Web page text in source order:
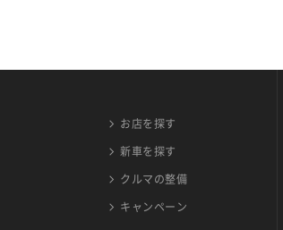
お店を探す
新車を探す
クルマの整備
キャンペーン